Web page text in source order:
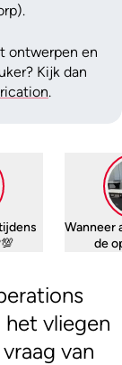
ontwerpen en
Kijk dan
.
Wanneer
de
het vliegen
van